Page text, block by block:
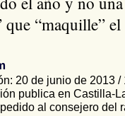
que “maquille”
20 de junio de 2013 /
publica en Castilla-
al consejero del